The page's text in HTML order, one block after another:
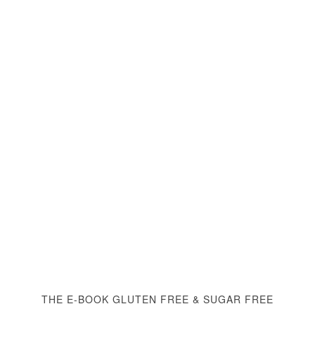
THE E-BOOK GLUTEN FREE & SUGAR FREE